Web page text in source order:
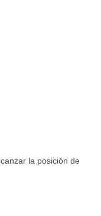
la posición de